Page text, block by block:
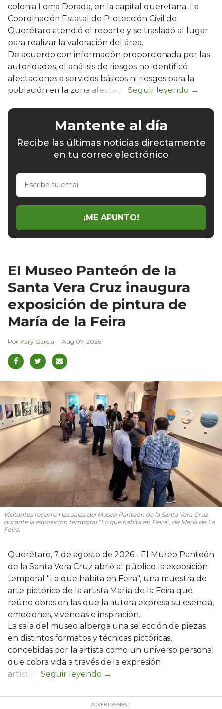
colonia Loma Dorada, en la capital queretana. La
Coordinación Estatal de Protección Civil de
Querétaro atendió el reporte y se trasladó al lugar
para realizar la valoración del área.
De acuerdo con información proporcionada por las
autoridades, el análisis de riesgos no identificó
afectaciones a servicios básicos ni riesgos para la
población en la zona afectada.
Mantente al día
Recibe las últimas noticias directamente
en tu correo electrónico
Escribe
email
¡ME APUNTO!
El Museo Panteón de la
Santa Vera Cruz inaugura
exposición de pintura de
María de la Feira
Kary García Aug 07, 2026
Visitantes recorren las salas del Museo Panteón de la Santa Vera Cruz
durante la exposición temporal “Lo que habita en Feira”, de María de La
Feira.
Querétaro, 7 de agosto de 2026.- El Museo Panteón
de la Santa Vera Cruz abrió al público la exposición
temporal "Lo que habita en Feira", una muestra de
arte pictórico de la artista María de la Feira que
reúne obras en las que la autora expresa su esencia,
emociones, vivencias e inspiración.
La sala del museo alberga una selección de piezas
en distintos formatos y técnicas pictóricas,
concebidas por la artista como un universo personal
que cobra vida a través de la expresión
artística.